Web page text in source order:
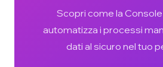
Scopri come la
automatizza i processi
dati al sicuro nel tuo